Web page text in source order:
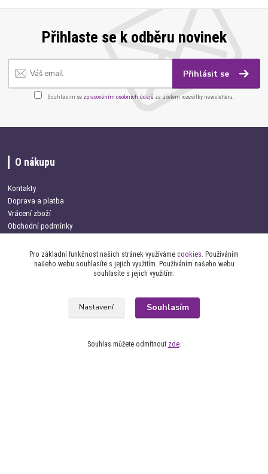
Přihlaste se k odběru novinek
Přihlásit se
Souhlasím se zpracováním osobních údajů za účelem rozesílky newsletteru.
O nákupu
Kontakty
Doprava a platba
Vrácení zboží
Obchodní podmínky
Pro základní funkčnost našich stránek využíváme cookies. Používáním
našeho webu souhlasíte s jejich využitím. Používáním našeho webu
souhlasíte s jejich využitím.
Nastavení Souhlasím
Souhlas můžete odmítnout zde.